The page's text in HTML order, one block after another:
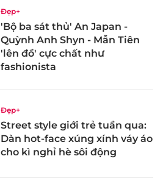
Đẹp+
'Bộ ba sát thủ' An Japan -
Quỳnh Anh Shyn - Mẫn Tiên
'lên đồ' cực chất như
fashionista
Đẹp+
Street style giới trẻ tuần qua:
Dàn hot-face xúng xính váy áo
cho kì nghỉ hè sôi động